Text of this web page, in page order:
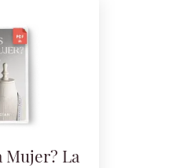
Mujer? La